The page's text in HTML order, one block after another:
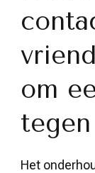
om
Het